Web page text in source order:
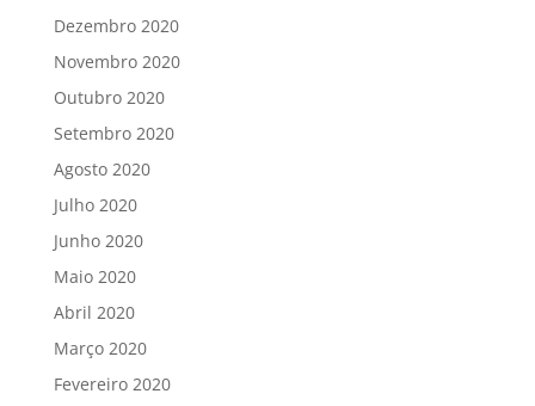
Dezembro 2020
Novembro 2020
Outubro 2020
Setembro 2020
Agosto 2020
Julho 2020
Junho 2020
Maio 2020
Abril 2020
Março 2020
Fevereiro 2020